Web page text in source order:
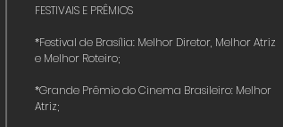
FESTIVAIS E PRÊMIOS
*Festival de Brasília: Melhor Diretor, Melhor Atriz
e Melhor Roteiro;
*Grande Prêmio do Cinema Brasileiro: Melhor
Atriz;